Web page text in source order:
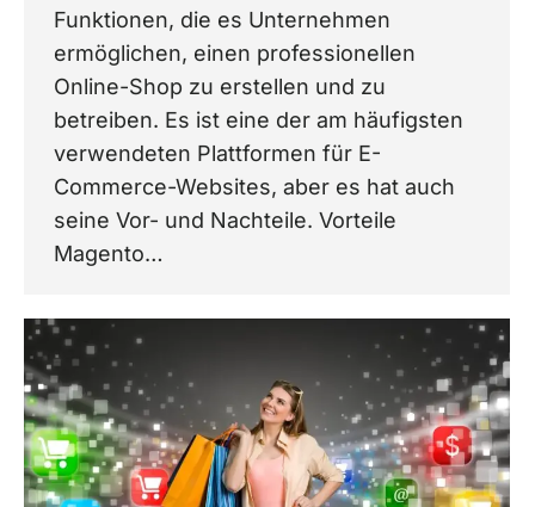
Funktionen, die es Unternehmen
ermöglichen, einen professionellen
Online-Shop zu erstellen und zu
betreiben. Es ist eine der am häufigsten
verwendeten Plattformen für E-
Commerce-Websites, aber es hat auch
seine Vor- und Nachteile. Vorteile
Magento…